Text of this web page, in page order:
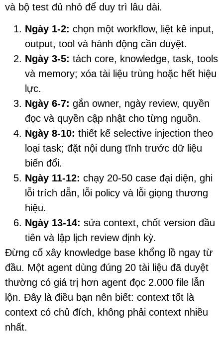
và bộ test đủ nhỏ để duy trì lâu dài.
Ngày 1-2: chọn một workflow, liệt kê input,
output, tool và hành động cần duyệt.
Ngày 3-5: tách core, knowledge, task, tools
và memory; xóa tài liệu trùng hoặc hết hiệu
lực.
Ngày 6-7: gắn owner, ngày review, quyền
đọc và quyền cập nhật cho từng nguồn.
Ngày 8-10: thiết kế selective injection theo
loại task; đặt nội dung tĩnh trước dữ liệu
biến đổi.
Ngày 11-12: chạy 20-50 case đại diện, ghi
lỗi trích dẫn, lỗi policy và lỗi giọng thương
hiệu.
Ngày 13-14: sửa context, chốt version đầu
tiên và lập lịch review định kỳ.
Đừng cố xây knowledge base khổng lồ ngay từ
đầu. Một agent dùng đúng 20 tài liệu đã duyệt
thường có giá trị hơn agent đọc 2.000 file lẫn
lộn. Đây là điều bạn nên biết: context tốt là
context có chủ đích, không phải context nhiều
nhất.